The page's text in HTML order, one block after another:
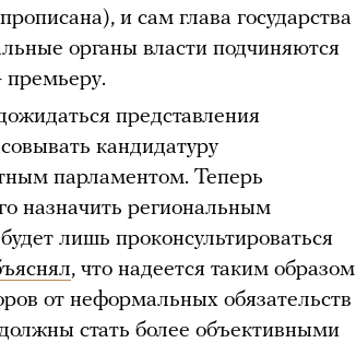
и сам глава государства
органы власти подчиняются
премьеру.
представления
кандидатуру
парламентом. Теперь
назначить региональным
лишь проконсультироваться
, что надеется таким образом
от неформальных обязательств
стать более объективными